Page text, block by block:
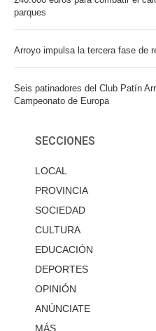
parques
Arroyo impulsa la tercera fase de
Seis patinadores del Club Patín
Campeonato de Europa
SECCIONES
LOCAL
PROVINCIA
SOCIEDAD
CULTURA
EDUCACIÓN
DEPORTES
OPINIÓN
ANÚNCIATE
MÁS